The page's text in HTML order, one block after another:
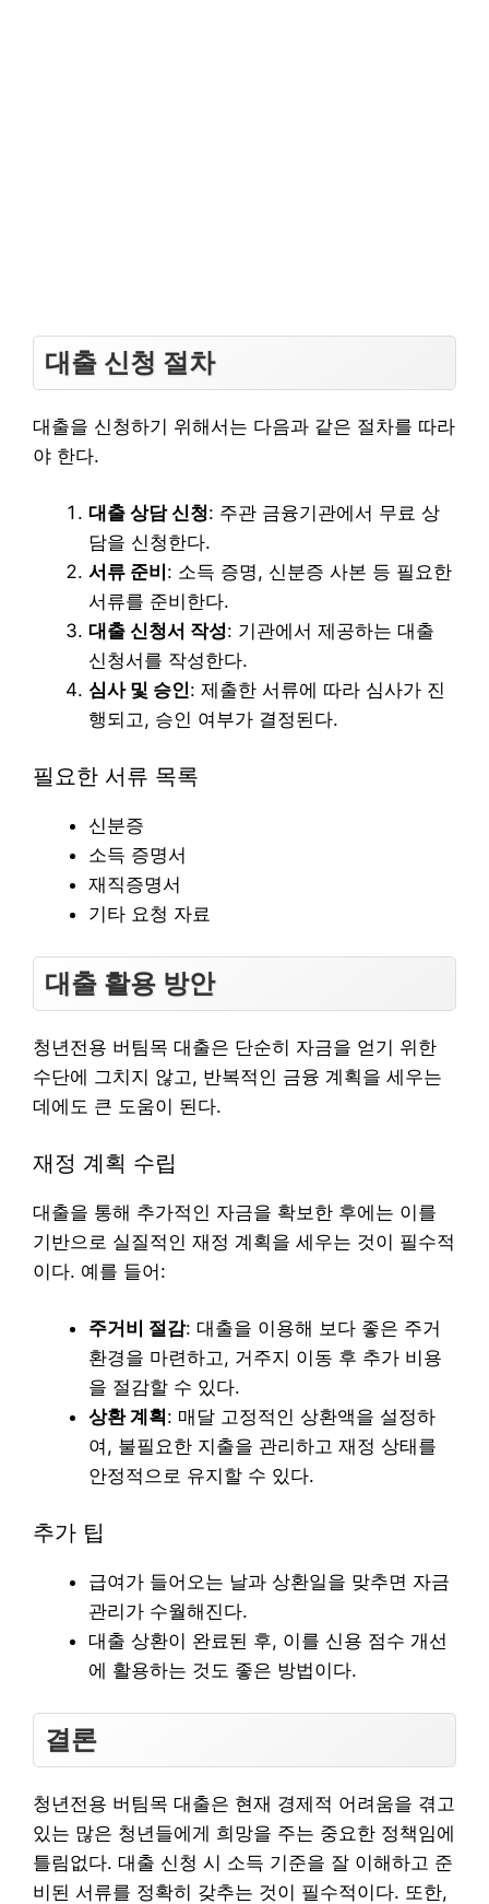
대출 신청 절차
대출을 신청하기 위해서는 다음과 같은 절차를 따라
야 한다.
대출 상담 신청: 주관 금융기관에서 무료 상
담을 신청한다.
서류 준비 : 소득 증명, 신분증 사본 등 필요한
서류를 준비한다.
대출 신청서 작성: 기관에서 제공하는 대출
신청서를 작성한다.
심사 및 승인: 제출한 서류에 따라 심사가 진
행되고, 승인 여부가 결정된다.
필요한 서류 목록
신분증
소득 증명서
재직증명서
기타 요청 자료
대출 활용 방안
청년전용 버팀목 대출은 단순히 자금을 얻기 위한
수단에 그치지 않고, 반복적인 금융 계획을 세우는
데에도 큰 도움이 된다.
재정 계획 수립
대출을 통해 추가적인 자금을 확보한 후에는 이를
기반으로 실질적인 재정 계획을 세우는 것이 필수적
이다. 예를 들어:
주거비 절감: 대출을 이용해 보다 좋은 주거
환경을 마련하고, 거주지 이동 후 추가 비용
을 절감할 수 있다.
상환 계획 : 매달 고정적인 상환액을 설정하
여, 불필요한 지출을 관리하고 재정 상태를
안정적으로 유지할 수 있다.
추가 팁
급여가 들어오는 날과 상환일을 맞추면 자금
관리가 수월해진다.
대출 상환이 완료된 후, 이를 신용 점수 개선
에 활용하는 것도 좋은 방법이다.
결론
청년전용 버팀목 대출은 현재 경제적 어려움을 겪고
있는 많은 청년들에게 희망을 주는 중요한 정책임에
틀림없다. 대출 신청 시 소득 기준을 잘 이해하고 준
비된 서류를 정확히 갖추는 것이 필수적이다. 또한,